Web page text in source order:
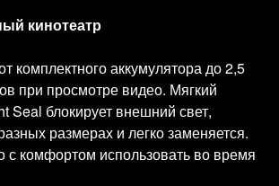
кинотеатр
комплектного аккумулятора до 2,5
при просмотре видео. Мягкий
Seal блокирует внешний свет,
размерах и легко заменяется.
комфортом использовать во время